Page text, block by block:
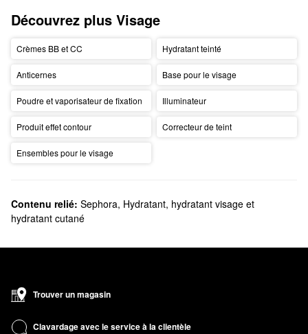
Découvrez plus Visage
Crèmes BB et CC Hydratant teinté
Anticernes Base pour le visage
Poudre et vaporisateur de fixation Illuminateur
Produit effet contour Correcteur de teint
Ensembles pour le visage
Contenu relié: Sephora, Hydratant, hydratant visage et
hydratant cutané
Trouver un magasin
Clavardage avec le service à la clientèle